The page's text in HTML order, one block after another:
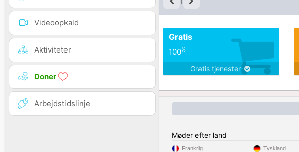
Videoopkald
Aktiviteter
Doner
Arbejdstidslinje
Gratis
100%
Gratis tjenester
Møder efter land
Frankrig Tyskland